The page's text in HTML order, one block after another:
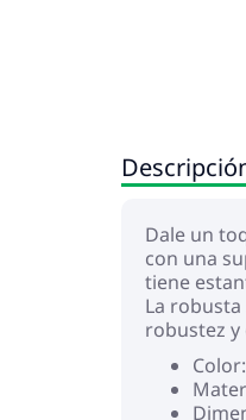
Dale un
con una
tiene
La
robustez y